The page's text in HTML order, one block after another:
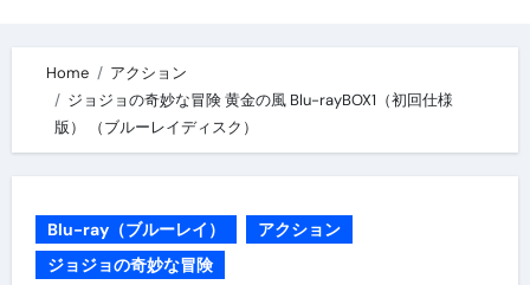
Home
アクション
ジョジョの奇妙な冒険 黄金の風 Blu-rayBOX1（初回仕様
版） （ブルーレイディスク）
Blu-ray（ブルーレイ）
アクション
ジョジョの奇妙な冒険